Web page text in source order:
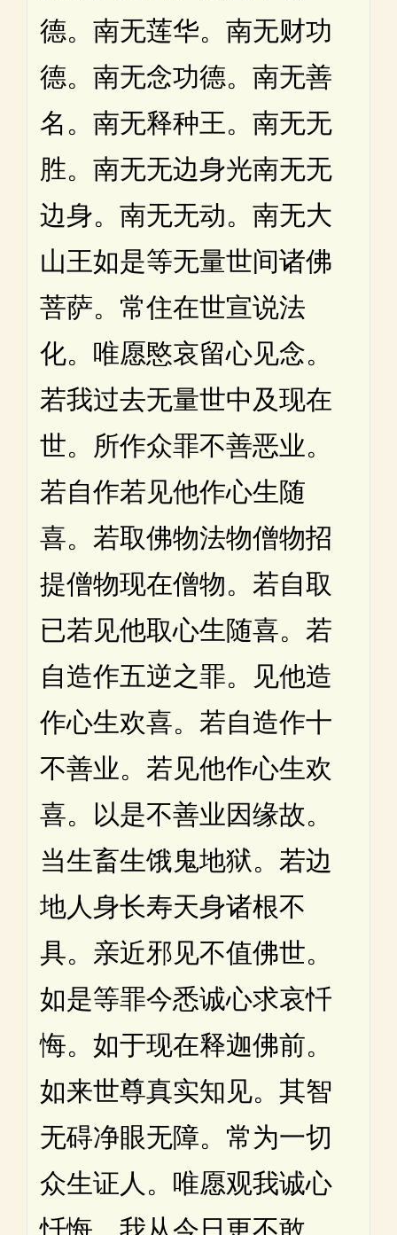
德。南无莲华。南无财功
德。南无念功德。南无善
名。南无释种王。南无无
胜。南无无边身光南无无
边身。南无无动。南无大
山王如是等无量世间诸佛
菩萨。常住在世宣说法
化。唯愿愍哀留心见念。
若我过去无量世中及现在
世。所作众罪不善恶业。
若自作若见他作心生随
喜。若取佛物法物僧物招
提僧物现在僧物。若自取
已若见他取心生随喜。若
自造作五逆之罪。见他造
作心生欢喜。若自造作十
不善业。若见他作心生欢
喜。以是不善业因缘故。
当生畜生饿鬼地狱。若边
地人身长寿天身诸根不
具。亲近邪见不值佛世。
如是等罪今悉诚心求哀忏
悔。如于现在释迦佛前。
如来世尊真实知见。其智
无碍净眼无障。常为一切
众生证人。唯愿观我诚心
忏悔。我从今日更不敢